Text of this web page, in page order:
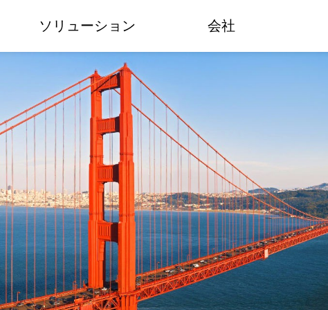
ソリューション 会社